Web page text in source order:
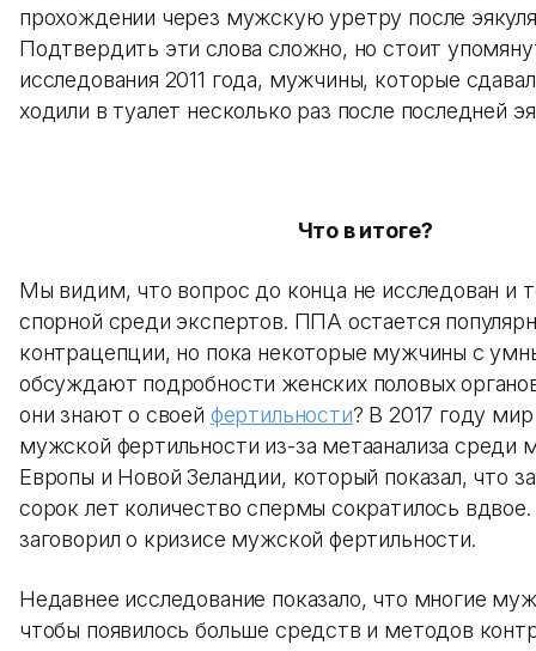
прохождении через мужскую уретру после
Подтвердить эти слова сложно, но стоит
исследования 2011 года, мужчины, которые
ходили в туалет несколько раз после последней
Что в итоге?
Мы видим, что вопрос до конца не исследован и
спорной среди экспертов. ППА остается
контрацепции, но пока некоторые мужчины с
обсуждают подробности женских половых
они знают о своей фертильности? В 2017 году
мужской фертильности из-за метаанализа
Европы и Новой Зеландии, который показал, что
сорок лет количество спермы сократилось
заговорил о кризисе мужской фертильности.
Недавнее исследование показало, что многие
чтобы появилось больше средств и методов